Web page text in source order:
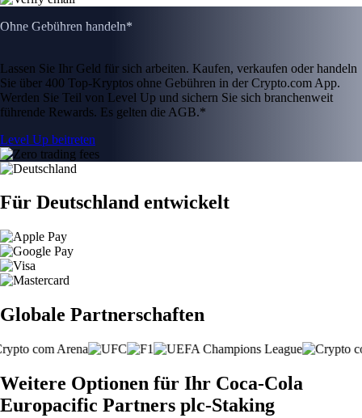
Ohne Gebühren handeln*
Lassen Sie Ihr Geld für sich arbeiten. Kaufen, verkaufen oder handeln
Sie über 400 Top-Kryptos ohne Gebühren in der Crypto.com App.
Werden Sie Teil von Level Up und sichern Sie sich branchenweit
führende Rewards. Es gelten die AGB.*
Level Up beitreten
Für Deutschland entwickelt
Globale Partnerschaften
Weitere Optionen für Ihr Coca-Cola
Europacific Partners plc-Staking